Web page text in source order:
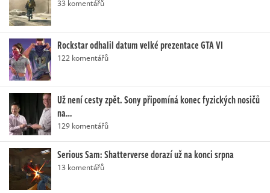
33 komentářů
Rockstar odhalil datum velké prezentace GTA VI
122 komentářů
Už není cesty zpět. Sony připomíná konec fyzických nosičů
na…
129 komentářů
Serious Sam: Shatterverse dorazí už na konci srpna
13 komentářů